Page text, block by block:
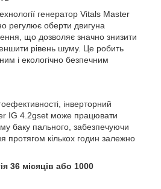
генератор Vitals Master
регулює оберти двигуна
що дозволяє значно знизити
рівень шуму. Це робить
і екологічно безпечним
інверторний
IG 4.2gset може працювати
баку пального, забезпечуючи
протягом кількох годин залежно
36 місяців або 1000